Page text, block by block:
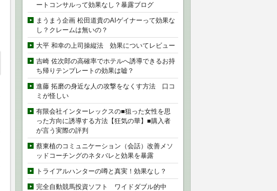
ートコンサルって効果なし？暴露ブログ
まうまう企画 松田道貴のAIゲイナーって効果な
し？クレームは無いの？
大平 和幸の上司操縦法 効果についてレビュー
吉崎 佐次郎の高確率でホテルへ誘導できるお持
ち帰りテンプレートの効果は嘘？
進藤 拓磨の身近な人の攻撃をなくす方法 口コ
ミが怪しい
有限会社インターレックスの■狙った女性を思
った方向に誘導する方法【狂気の華】■購入者
が言う実際の評判
蔡東植のコミュニケーション（会話）改善メソ
ッドコーチングのネタバレと効果を暴露
トライアルハンターの噂と真実！効果なし？
完全自動競馬投資ソフト ワイドダブル的中